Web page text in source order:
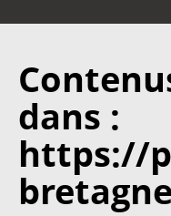
dans :
https://